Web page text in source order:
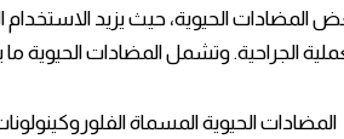
المضادات الحيوية، حيث يزيد الاستخدام
الجراحية. وتشمل المضادات الحيوية ما
المضادات الحيوية المسماة